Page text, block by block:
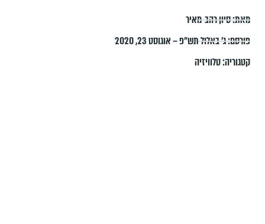
מאת:סיון רהב-מאיר
פורסם:ג׳ באלול תש״פ – אוגוסט 23, 2020
קטגוריה:טלוויזיה